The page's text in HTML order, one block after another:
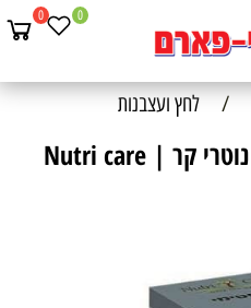
0 0
/ לחץ ועצבנות